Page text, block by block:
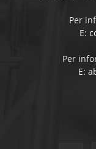
Per
E:
Per
E: